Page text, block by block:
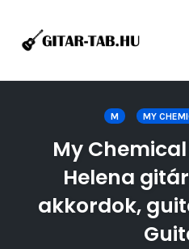
M MY
My
Helena
akkordok,